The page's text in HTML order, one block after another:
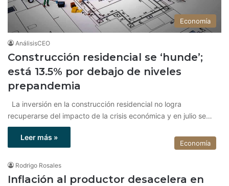
Economía
AnálisisCEO
Construcción residencial se ‘hunde’;
está 13.5% por debajo de niveles
prepandemia
La inversión en la construcción residencial no logra
recuperarse del impacto de la crisis económica y en julio se…
Leer más »
Economía
Rodrigo Rosales
Inflación al productor desacelera en